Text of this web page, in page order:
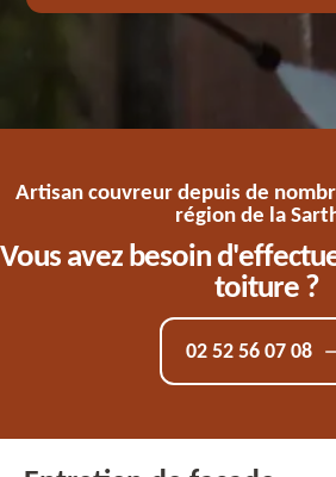
Artisan couvreur depuis de
région de la
Vous avez besoin
toiture ?
02 52 56 07 08